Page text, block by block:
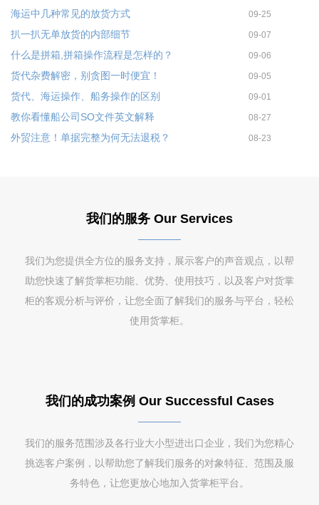
海运中几种常见的放货方式 09-25
扒一扒无单放货的内部细节 09-07
什么是拼箱,拼箱操作流程是怎样的？ 09-06
货代杂费解密，别贪图一时便宜！ 09-05
货代、海运操作、船务操作的区别 09-01
教你看懂船公司SO文件英文解释 08-27
外贸注意！单据完整为何无法退税？ 08-23
我们的服务 Our Services
我们为您提供全方位的服务支持，展示客户的声音观点，以帮
助您快速了解货掌柜功能、优势、使用技巧，以及客户对货掌
柜的客观分析与评价，让您全面了解我们的服务与平台，轻松
使用货掌柜。
我们的成功案例 Our Successful Cases
我们的服务范围涉及各行业大小型进出口企业，我们为您精心
挑选客户案例，以帮助您了解我们服务的对象特征、范围及服
务特色，让您更放心地加入货掌柜平台。